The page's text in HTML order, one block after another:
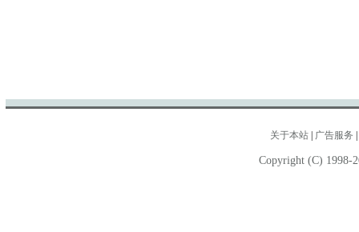
关于本站 广告服务
Copyright (C) 1998-